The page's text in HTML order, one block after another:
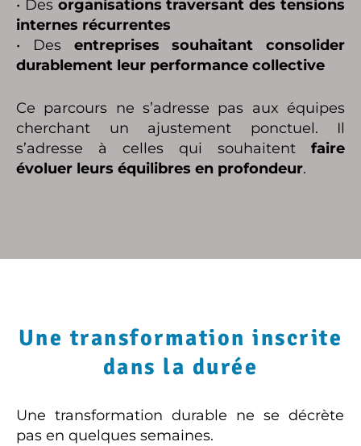
• Des organisations traversant des tensions
internes récurrentes
• Des entreprises souhaitant consolider
durablement leur performance collective
Ce parcours ne s’adresse pas aux équipes
cherchant un ajustement ponctuel. Il
s’adresse à celles qui souhaitent faire
évoluer leurs équilibres en profondeur.
Une transformation inscrite
dans la durée
Une transformation durable ne se décrète
pas en quelques semaines.